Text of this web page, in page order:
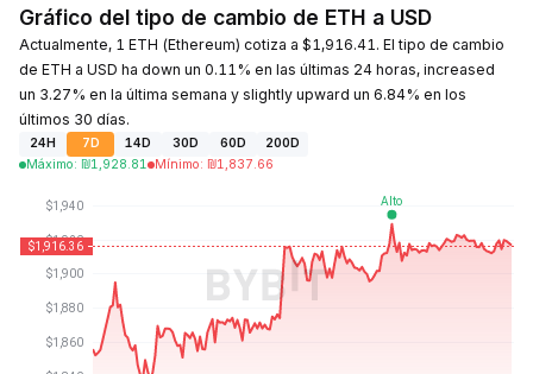
Gráfico del tipo de cambio de ETH a USD
Actualmente, 1 ETH (Ethereum) cotiza a $1,916.41. El tipo de cambio
de ETH a USD ha down un 0.11% en las últimas 24 horas, increased
un 3.27% en la última semana y slightly upward un 6.84% en los
últimos 30 días.
24H 7D 14D 30D 60D
200D
Máximo: ₪1,928.81 Mínimo: ₪1,837.66